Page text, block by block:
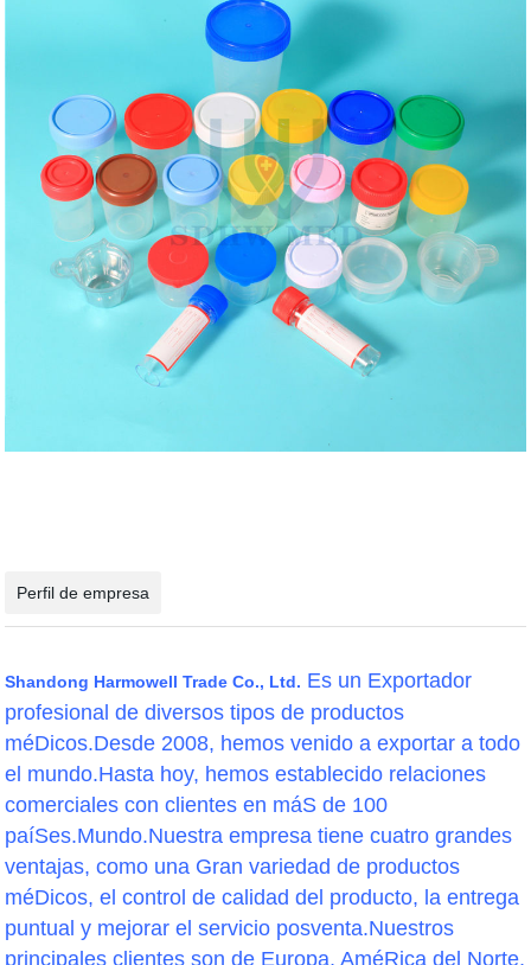
Perfil de empresa
Shandong Harmowell Trade Co., Ltd. Es un Exportador
profesional de diversos tipos de productos
méDicos.Desde 2008, hemos venido a exportar a todo
el mundo.Hasta hoy, hemos establecido relaciones
comerciales con clientes en máS de 100
paíSes.Mundo.Nuestra empresa tiene cuatro grandes
ventajas, como una Gran variedad de productos
méDicos, el control de calidad del producto, la entrega
puntual y mejorar el servicio posventa.Nuestros
principales clientes son de Europa, AméRica del Norte,